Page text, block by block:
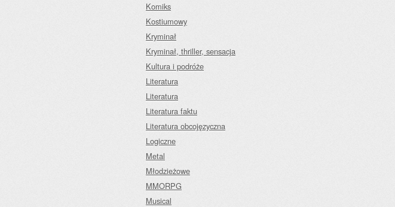
Komiks
Kostiumowy
Kryminał
Kryminał, thriller, sensacja
Kultura i podróże
Literatura
Literatura
Literatura faktu
Literatura obcojęzyczna
Logiczne
Metal
Młodzieżowe
MMORPG
Musical